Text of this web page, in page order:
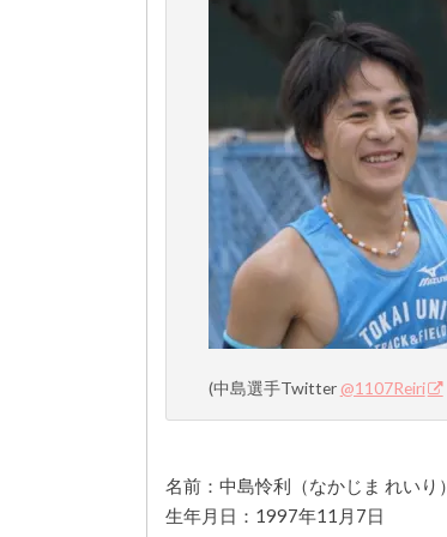
(中島選手Twitter @1107Reiri
名前：中島怜利（なかじま れいり）
生年月日：1997年11月7日